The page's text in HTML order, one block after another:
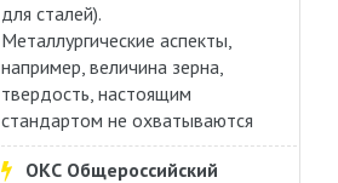
для сталей).
Металлургические аспекты,
например, величина зерна,
твердость, настоящим
стандартом не охватываются
ОКС Общероссийский